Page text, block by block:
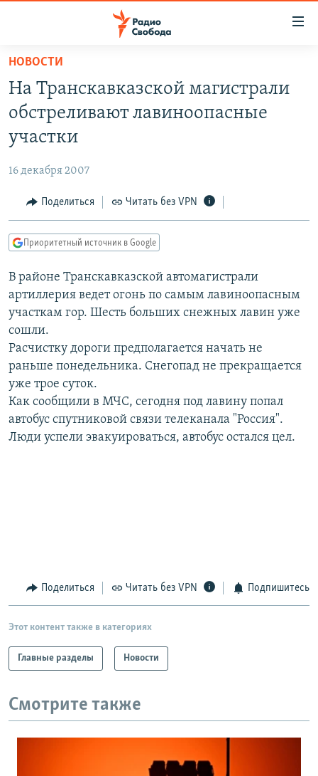
упрощенного
доступа
Вернуться
основному
Вернутся
Вернутся
поиску
ПОДКАСТЫ
АВТОРСКИЕ ПРОЕКТЫ
МНЕНИЯ
КУЛЬТУРА
КАВКАЗ.РЕАЛИИ
СЕВЕР.РЕАЛИИ
СИБИРЬ.РЕАЛИИ
РАСПИСАНИЕ ВЕЩАНИЯ
ПОДПИШИТЕСЬ НА РАССЫЛКУ
СОЦИАЛЬНЫЕ СЕТИ
НОВОСТИ
На Транскавказской магистрали
обстреливают лавиноопасные
участки
16 декабря 2007
Поделиться Читать без VPN
Приоритетный источник в Google
В районе Транскавказской автомагистрали
артиллерия ведет огонь по самым лавиноопасным
участкам гор. Шесть больших снежных лавин уже
сошли.
Расчистку дороги предполагается начать не
раньше понедельника. Снегопад не прекращается
уже трое суток.
Как сообщили в МЧС, сегодня под лавину попал
автобус спутниковой связи телеканала "Россия".
Люди успели эвакуироваться, автобус остался цел.
Поделиться Читать без VPN Подпишитесь
Этот контент также в категориях
Главные разделы Новости
Смотрите также